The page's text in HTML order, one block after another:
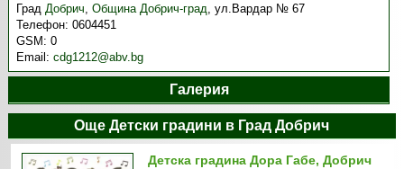
ГрадДобрич,Община Добрич-град,ул.Вардар № 67
Телефон:0604451
GSM:0
Email:cdg1212@abv.bg
Галерия
Още Детски градини в Град Добрич
Детска градина Дора Габе, Добрич